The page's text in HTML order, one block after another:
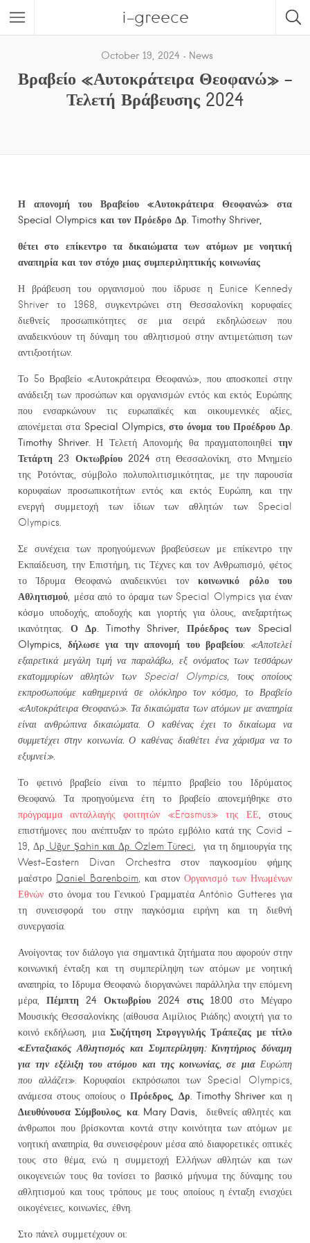
i-greece
October 19, 2024 News
Βραβείο «Αυτοκράτειρα Θεοφανώ» –
Τελετή Βράβευσης 2024
Η απονομή του Βραβείου «Αυτοκράτειρα Θεοφανώ» στα
Special Olympics και τον Πρόεδρο Δρ. Timothy Shriver,
θέτει στο επίκεντρο τα δικαιώματα των ατόμων με νοητική
αναπηρία και τον στόχο μιας συμπεριληπτικής κοινωνίας
Η βράβευση του οργανισμού που ίδρυσε η Eunice Kennedy
Shriver το 1968, συγκεντρώνει στη Θεσσαλονίκη κορυφαίες
διεθνείς προσωπικότητες σε μια σειρά εκδηλώσεων που
αναδεικνύουν τη δύναμη του αθλητισμού στην αντιμετώπιση των
αντιξοοτήτων.
Το 5ο Βραβείο «Αυτοκράτειρα Θεοφανώ», που αποσκοπεί στην
ανάδειξη των προσώπων και οργανισμών εντός και εκτός Ευρώπης
που ενσαρκώνουν τις ευρωπαϊκές και οικουμενικές αξίες,
απονέμεται στα Special Olympics, στο όνομα του Προέδρου Δρ.
Timothy Shriver. Η Τελετή Απονομής θα πραγματοποιηθείτην
Τετάρτη 23 Οκτωβρίου 2024στη Θεσσαλονίκη, στο Μνημείο
της Ροτόντας, σύμβολο πολυπολιτισμικότητας, με την παρουσία
κορυφαίων προσωπικοτήτων εντός και εκτός Ευρώπη, και την
ενεργή συμμετοχή των ίδιων των αθλητών των Special
Olympics.
Σε συνέχεια των προηγούμενων βραβεύσεων με επίκεντρο την
Εκπαίδευση, την Επιστήμη, τις Τέχνες και τον Ανθρωπισμό, φέτος
το Ίδρυμα Θεοφανώ αναδεικνύει τονκοινωνικό ρόλο του
Αθλητισμού , μέσα από το όραμα των Special Olympics για έναν
κόσμο υποδοχής, αποδοχής και γιορτής για όλους, ανεξαρτήτως
ικανότητας. Ο Δρ. Timothy Shriver, Πρόεδρος των Special
Olympics, δήλωσε για την απονομή του βραβείου:
«Αποτελεί
εξαιρετικά μεγάλη τιμή να παραλάβω, εξ ονόματος των τεσσάρων
εκατομμυρίων αθλητών των Special Olympics, τους οποίους
εκπροσωπούμε καθημερινά σε ολόκληρο τον κόσμο, το Βραβείο
«Αυτοκράτειρα Θεοφανώ». Τα δικαιώματα των ατόμων με αναπηρία
είναι ανθρώπινα δικαιώματα. Ο καθένας έχει το δικαίωμα να
συμμετέχει στην κοινωνία. Ο καθένας διαθέτει ένα χάρισμα να το
εξυμνεί».
Το φετινό βραβείο είναι το πέμπτο βραβείο του Ιδρύματος
Θεοφανώ. Τα προηγούμενα έτη το βραβείο απονεμήθηκε στο
πρόγραμμα ανταλλαγής φοιτητών «Erasmus» της ΕΕ , στους
επιστήμονες που ανέπτυξαν το πρώτο εμβόλιο κατά της Covid –
19, Δρ. Uğur Şahin και Δρ. Özlem Türeci , για τη δημιουργία της
West-Eastern Divan Orchestra στον παγκοσμίου φήμης
μαέστρο Daniel Barenboim , και στον Οργανισμό των Ηνωμένων
Εθνών στο όνομα του Γενικού Γραμματέα António Gutteres για
τη συνεισφορά του στην παγκόσμια ειρήνη και τη διεθνή
συνεργασία.
Ανοίγοντας τον διάλογο για σημαντικά ζητήματα που αφορούν στην
κοινωνική ένταξη και τη συμπερίληψη των ατόμων με νοητική
αναπηρία, το Ιδρυμα Θεοφανώ διοργανώνει παράλληλα την επόμενη
μέρα, Πέμπτη 24 Οκτωβρίου 2024 στις 18:00 στο Μέγαρο
Μουσικής Θεσσαλονίκης (αίθουσα Αιμίλιος Ριάδης) ανοιχτή για το
κοινό εκδήλωση, μια Συζήτηση Στρογγυλής Τράπεζας με τίτλο
«Ενταξιακός Αθλητισμός και Συμπερίληψη: Κινητήριος δύναμη
για την εξέλιξη του ατόμου και της κοινωνίας, σε μιαΕυρώπη
που αλλάζει». Κορυφαίοι εκπρόσωποι των Special Olympics,
ανάμεσα στους οποίους οΠρόεδρος, Δρ. Timothy Shriverκαι η
Διευθύνουσα Σύμβουλος, κα. Mary Davis,
διεθνείς αθλητές και
άνθρωποι που βρίσκονται κοντά στην κοινότητα των ατόμων με
νοητική αναπηρία, θα συνεισφέρουν μέσα από διαφορετικές οπτικές
τους στο θέμα, ενώ η συμμετοχή Ελλήνων αθλητών και των
οικογενειών τους θα τονίσει το βασικό μήνυμα της δύναμης του
αθλητισμού και τους τρόπους με τους οποίους η ένταξη ενισχύει
οικογένειες, κοινωνίες, έθνη.
Στο πάνελ συμμετέχουν οι: